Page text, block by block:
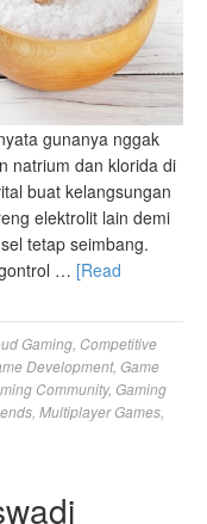
gunanya nggak
natrium dan klorida di
buat kelangsungan
elektrolit lain demi
tetap seimbang.
… [Read
Gaming Competitive
Development, Game
Community, Gaming
Multiplayer Games